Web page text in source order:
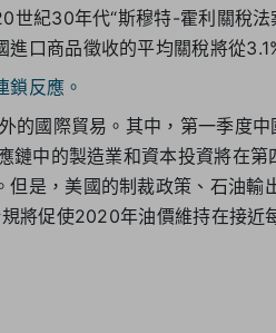
世紀30年代“斯穆特-霍利關稅法
口商品徵收的平均關稅將從
鎖反應。
的國際貿易。其中，第一季度
鏈中的製造業和資本投資將在
是，美國的制裁政策、石油輸
將促使2020年油價維持在接近